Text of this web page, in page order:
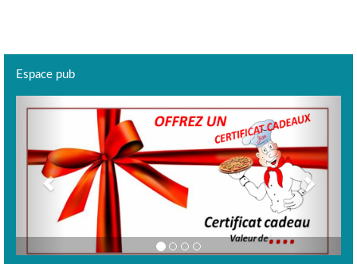
Espace pub